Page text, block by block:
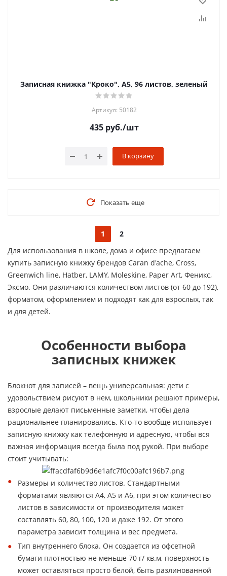
Записная книжка "Кроко", А5, 96 листов, зеленый
Артикул: 50182
435руб./шт
В корзину
Показать еще
1
2
Для использования в школе, дома и офисе предлагаем
купить записную книжку брендов Caran d'ache, Cross,
Greenwich line, Hatber, LAMY, Moleskine, Paper Art, Феникс,
Эксмо. Они различаются количеством листов (от 60 до 192),
форматом, оформлением и подходят как для взрослых, так
и для детей.
Особенности выбора
записных книжек
Блокнот для записей – вещь универсальная: дети с
удовольствием рисуют в нем, школьники решают примеры,
взрослые делают письменные заметки, чтобы дела
рациональнее планировались. Кто-то вообще использует
записную книжку как телефонную и адресную, чтобы вся
важная информация всегда была под рукой. При выборе
стоит учитывать:
Размеры и количество листов. Стандартными
форматами являются А4, А5 и А6, при этом количество
листов в зависимости от производителя может
составлять 60, 80, 100, 120 и даже 192. От этого
параметра зависит толщина и вес предмета.
Тип внутреннего блока. Он создается из офсетной
бумаги плотностью не меньше 70 г/ кв.м, поверхность
может оставляться просто белой, быть разлинованной